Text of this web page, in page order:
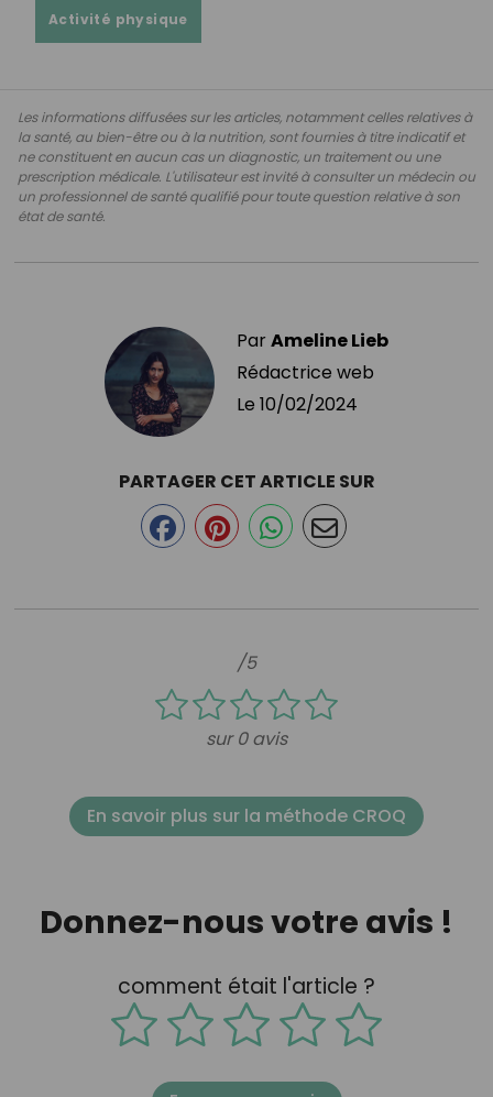
Activité physique
Les informations diffusées sur les articles, notamment celles relatives à
la santé, au bien-être ou à la nutrition, sont fournies à titre indicatif et
ne constituent en aucun cas un diagnostic, un traitement ou une
prescription médicale. L'utilisateur est invité à consulter un médecin ou
un professionnel de santé qualifié pour toute question relative à son
état de santé.
ParAmeline Lieb
Rédactrice web
Le 10/02/2024
/5
sur 0 avis
PARTAGER CET ARTICLE SUR
En savoir plus sur la méthode CROQ
Donnez-nous votre avis !
comment était l'article ?